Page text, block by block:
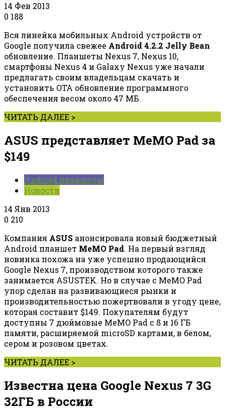
14 Фев 2013
0 188
Вся линейка мобильных Android устройств от
Google получила свежее Android 4.2.2 Jelly Bean
обновление. Планшеты Nexus 7, Nexus 10,
смартфоны Nexus 4 и Galaxy Nexus уже начали
предлагать своим владельцам скачать и
установить OTA обновление программного
обеспечения весом около 47 МБ.
ЧИТАТЬ ДАЛЕЕ >
ASUS представляет MeMO Pad за
$149
Android планшеты
Новости
14 Янв 2013
0 210
Компания ASUS анонсировала новый бюджетный
Android планшет MeMO Pad. На первый взгляд
новинка похожа на уже успешно продающийся
Google Nexus 7, производством которого также
занимается ASUSTEK. Но в случае с MeMO Pad
упор сделан на развивающиеся рынки и
производительностью пожертвовали в угоду цене,
которая составит $149. Покупателям будут
доступны 7 дюймовые MeMO Pad с 8 и 16 ГБ
памяти, расширяемой microSD картами, в белом,
сером и розовом цветах.
ЧИТАТЬ ДАЛЕЕ >
Известна цена Google Nexus 7 3G
32ГБ в России